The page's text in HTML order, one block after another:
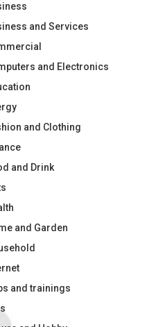
and Services
and Electronics
and Clothing
and Drink
and Garden
and trainings